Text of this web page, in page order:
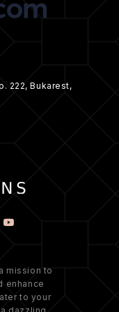
222, Bukarest,
mission to
enhance
to your